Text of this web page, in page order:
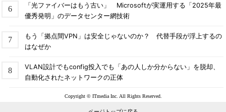
「光ファイバーはもう古い」 Microsoftが実運用する「2025年最
優秀発明」のデータセンター網技術
もう「拠点間VPN」は安全じゃないのか？ 代替手段が浮上するの
はなぜか
VLAN設計でもconfig投入でも「あの人しか分からない」を脱却、
自動化されたネットワークの正体
Copyright © ITmedia Inc. All Rights Reserved.